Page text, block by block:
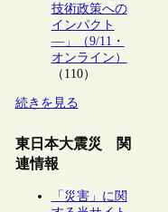
技術政策への
インパクト
―」（9/11・
オンライン）
（110）
続きを見る
東日本大震災 関
連情報
「災害」に関